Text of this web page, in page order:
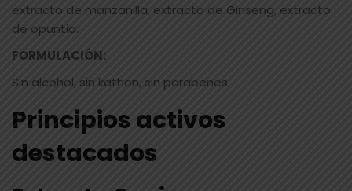
extracto de manzanilla, extracto de Ginseng, extracto
de opuntia.
FORMULACIÓN:
Sin alcohol, sin kathon, sin parabenes.
Principios activos
destacados